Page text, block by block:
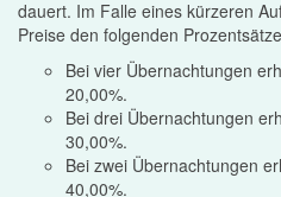
dauert. Im Falle eines kürzeren
Preise den folgenden
Bei vier Übernachtungen
20,00%.
Bei drei Übernachtungen
30,00%.
Bei zwei Übernachtungen
40,00%.